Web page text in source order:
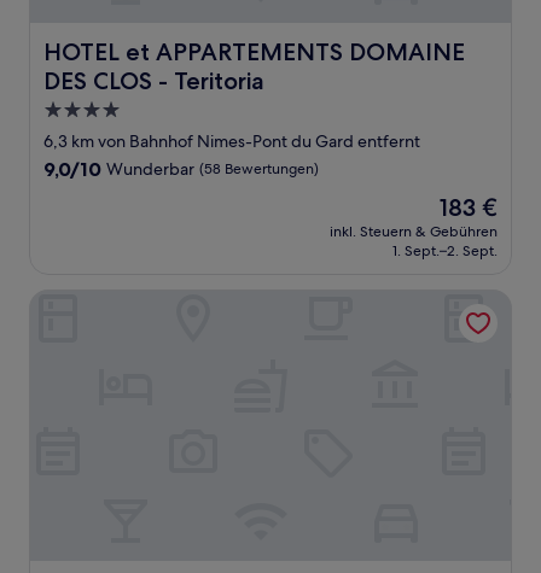
HOTEL et APPARTEMENTS DOMAINE
DES CLOS - Teritoria
HOTEL et APPARTEMENTS DOMAINE DES CLOS -
4.0-
Sterne-
Unterkunft
6,3 km von Bahnhof Nimes-Pont du Gard entfernt
9.0
9,0/10 Wunderbar (58 Bewertungen)
Der
Preis
beträgt
183 €
inkl. Steuern & Gebühren
1. Sept.–2. Sept.